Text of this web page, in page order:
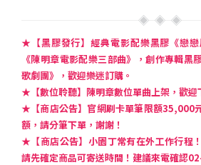
★【黑膠發行】經典電影配樂黑膠《戀戀
《陳明章電影配樂三部曲》，創作專輯黑
歌劇團》，歡迎樂迷訂購。
★【數位聆聽】陳明章數位單曲上架，歡迎
★【商店公告】官網刷卡單筆限額35,000
額，請分筆下單，謝謝！
★【商店公告】小園丁常有在外工作行程
請先確定商品可寄送時間！建議來電確認